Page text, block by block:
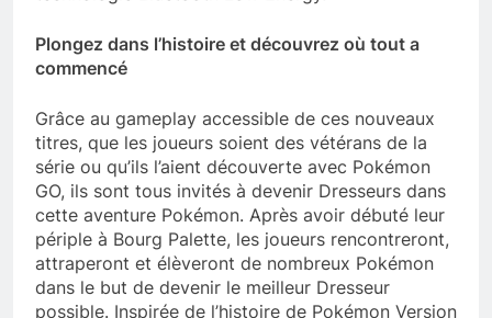
Plongez dans l’histoire et découvrez où tout a
commencé
Grâce au gameplay accessible de ces nouveaux
titres, que les joueurs soient des vétérans de la
série ou qu’ils l’aient découverte avec Pokémon
GO, ils sont tous invités à devenir Dresseurs dans
cette aventure Pokémon. Après avoir débuté leur
périple à Bourg Palette, les joueurs rencontreront,
attraperont et élèveront de nombreux Pokémon
dans le but de devenir le meilleur Dresseur
possible. Inspirée de l’histoire de Pokémon Version